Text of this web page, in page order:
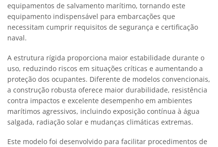
equipamentos de salvamento marítimo, tornando este
equipamento indispensável para embarcações que
necessitam cumprir requisitos de segurança e certificação
naval.
A estrutura rígida proporciona maior estabilidade durante o
uso, reduzindo riscos em situações críticas e aumentando a
proteção dos ocupantes. Diferente de modelos convencionais,
a construção robusta oferece maior durabilidade, resistência
contra impactos e excelente desempenho em ambientes
marítimos agressivos, incluindo exposição contínua à água
salgada, radiação solar e mudanças climáticas extremas.
Este modelo foi desenvolvido para facilitar procedimentos de